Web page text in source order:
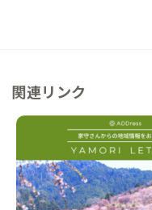
野森林公園：徒歩15分
関連リンク